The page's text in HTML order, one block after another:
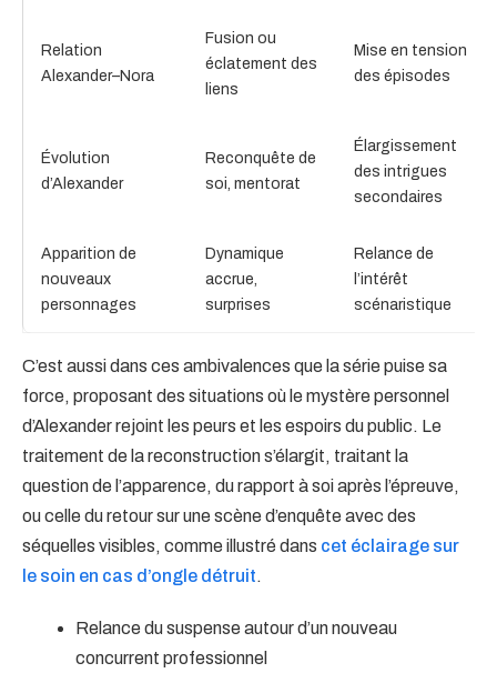
Relation
Alexander–Nora
Fusion ou
éclatement des
liens
Mise en tension
des épisodes
Évolution
d’Alexander
Reconquête de
soi, mentorat
Élargissement
des intrigues
secondaires
Apparition de
nouveaux
personnages
Dynamique
accrue,
surprises
Relance de
l’intérêt
scénaristique
C’est aussi dans ces ambivalences que la série puise sa
force, proposant des situations où le mystère personnel
d’Alexander rejoint les peurs et les espoirs du public. Le
traitement de la reconstruction s’élargit, traitant la
question de l’apparence, du rapport à soi après l’épreuve,
ou celle du retour sur une scène d’enquête avec des
séquelles visibles, comme illustré dans cet éclairage sur
le soin en cas d’ongle détruit.
Relance du suspense autour d’un nouveau
concurrent professionnel